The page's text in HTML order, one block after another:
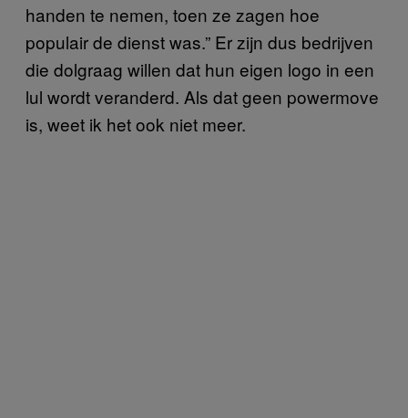
handen te nemen, toen ze zagen hoe
populair de dienst was.” Er zijn dus bedrijven
die dolgraag willen dat hun eigen logo in een
lul wordt veranderd. Als dat geen powermove
is, weet ik het ook niet meer.